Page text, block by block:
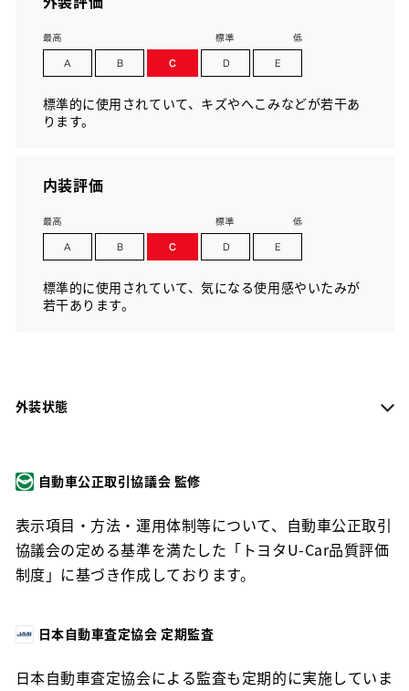
標準的に使用されていて、キズやへこみなどが若干あ
ります。
内装評価
標準的に使用されていて、気になる使用感やいたみが
若干あります。
外装状態
自動車公正取引協議会 監修
表示項目・方法・運用体制等について、自動車公正取引
協議会の定める基準を満たした「トヨタU-Car品質評価
制度」に基づき作成しております。
日本自動車査定協会 定期監査
日本自動車査定協会による監査も定期的に実施していま